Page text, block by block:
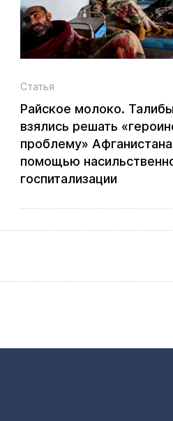
Статья
Райское молоко. Талибы
взялись решать
проблему»
помощью
госпитализации